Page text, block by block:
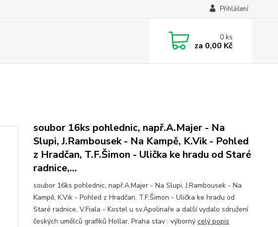
Přihlášení
0ks
za 0,00 Kč
soubor 16ks pohlednic, např.A.Majer - Na
Slupi, J.Rambousek - Na Kampě, K.Vik - Pohled
z Hradčan, T.F.Šimon - Ulička ke hradu od Staré
radnice,...
soubor 16ks pohlednic, např.A.Majer - Na Slupi, J.Rambousek - Na
Kampě, K.Vik - Pohled z Hradčan, T.F.Šimon - Ulička ke hradu od
Staré radnice, V.Fiala - Kostel u sv.Apolinaře a další vydalo sdružení
českých umělců grafiků Hollar, Praha stav : výborný celý popis